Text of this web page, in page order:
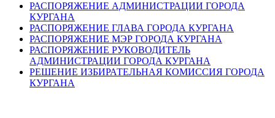
РАСПОРЯЖЕНИЕ АДМИНИСТРАЦИИ ГОРОДА
КУРГАНА
РАСПОРЯЖЕНИЕ ГЛАВА ГОРОДА КУРГАНА
РАСПОРЯЖЕНИЕ МЭР ГОРОДА КУРГАНА
РАСПОРЯЖЕНИЕ РУКОВОДИТЕЛЬ
АДМИНИСТРАЦИИ ГОРОДА КУРГАНА
РЕШЕНИЕ ИЗБИРАТЕЛЬНАЯ КОМИССИЯ ГОРОДА
КУРГАНА